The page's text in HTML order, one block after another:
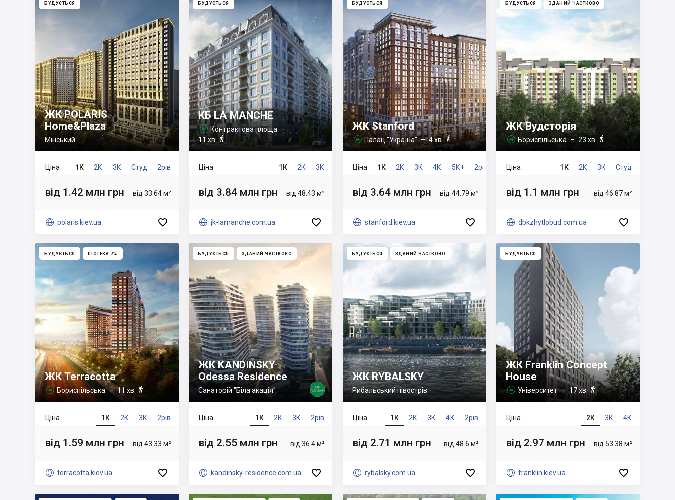
БУДУЄТЬСЯ
ЖК POLARIS
Home&Plaza
Мінський
1К 2К 3К Студ 2рів
Ціна
від 33.64 м²
від 1.42 млн грн
 polaris.kiev.ua 
БУДУЄТЬСЯ
КБ LA MANCHE
 Контрактова площа –
11 хв. 
1К 2К 3К
Ціна
від 48.43 м²
від 3.84 млн грн
 jk-lamanche.com.ua 
БУДУЄТЬСЯ
ЖК Stanford
 Палац "Україна"– 4 хв.
1К 2К 3К 4К 5К+ 2рів
Ціна
від 44.79 м²
від 3.64 млн грн
 stanford.kiev.ua 
БУДУЄТЬСЯ ЗДАНИЙ ЧАСТКОВО
ЖК Вудсторія
 Бориспільська – 23 хв. 
1К 2К 3К Студ
Ціна
від 46.87 м²
від 1.1 млн грн
 dbkzhytlobud.com.ua 
БУДУЄТЬСЯ ІПОТЕКА 7%
ЖК Terracotta
 Бориспільська– 11 хв. 
1К 2К 3К 2рів
Ціна
від 43.33 м²
від 1.59 млн грн
 terracotta.kiev.ua 
БУДУЄТЬСЯ ЗДАНИЙ ЧАСТКОВО
ЖК KANDINSKY
Odessa Residence
Санаторій "Біла акація"
1К 2К 3К 2рів
Ціна
від 36.4 м²
від 2.55 млн грн
 kandinsky-residence.com.ua 
БУДУЄТЬСЯ ЗДАНИЙ ЧАСТКОВО
ЖК RYBALSKY
Рибальський півострів
1К 2К 3К 4К 2рів
Ціна
від 48.6 м²
від 2.71 млн грн
 rybalsky.com.ua 
БУДУЄТЬСЯ
ЖК Franklin Concept
House
 Університет– 17 хв.
2К 3К 4К
Ціна
від 53.38 м²
від 2.97 млн грн
 franklin.kiev.ua 